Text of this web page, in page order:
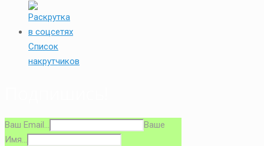
Список
накрутчиков
Ваш Email...
Ваше
Имя...